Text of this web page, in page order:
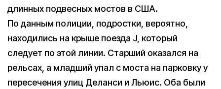
длинных подвесных мостов в США.
По данным полиции, подростки, вероятно,
находились на крыше поезда J, который
следует по этой линии. Старший оказался на
рельсах, а младший упал с моста на парковку у
пересечения улиц Деланси и Льюис. Оба были